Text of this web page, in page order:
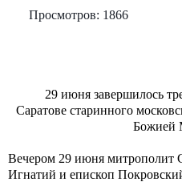
Просмотров: 1866
29 июня завершилось
Саратове старинного
Божией
Вечером 29 июня митрополит
Игнатий и епископ